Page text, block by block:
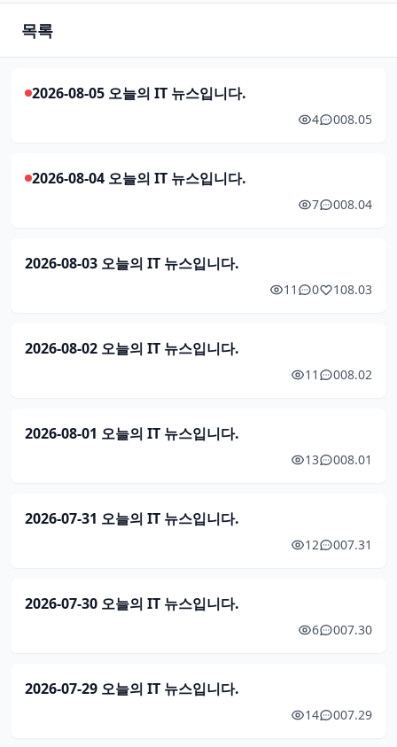
목록
2026-08-05 오늘의 IT 뉴스입니다.
4 008.05
2026-08-04 오늘의 IT 뉴스입니다.
7 008.04
2026-08-03 오늘의 IT 뉴스입니다.
11 0 108.03
2026-08-02 오늘의 IT 뉴스입니다.
11 008.02
2026-08-01 오늘의 IT 뉴스입니다.
13 008.01
2026-07-31 오늘의 IT 뉴스입니다.
12 007.31
2026-07-30 오늘의 IT 뉴스입니다.
6 007.30
2026-07-29 오늘의 IT 뉴스입니다.
14 007.29